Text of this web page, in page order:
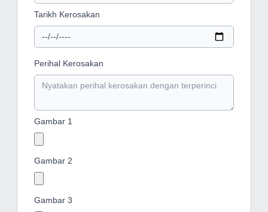
Tarikh Kerosakan
Perihal Kerosakan
Gambar 1
Gambar 2
Gambar 3